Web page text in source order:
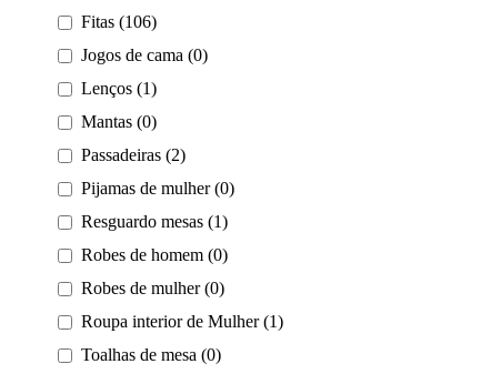
Fitas (106)
Jogos de cama (0)
Lenços (1)
Mantas (0)
Passadeiras (2)
Pijamas de mulher (0)
Resguardo mesas (1)
Robes de homem (0)
Robes de mulher (0)
Roupa interior de Mulher (1)
Toalhas de mesa (0)